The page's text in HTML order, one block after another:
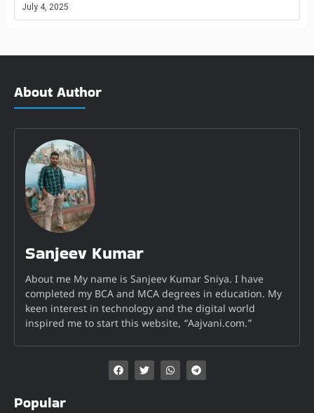
July 4, 2025
About Author
Sanjeev Kumar
About me My name is Sanjeev Kumar Sniya. I have
completed my BCA and MCA degrees in education. My
keen interest in technology and the digital world
inspired me to start this website, “Aajvani.com.”
Popular